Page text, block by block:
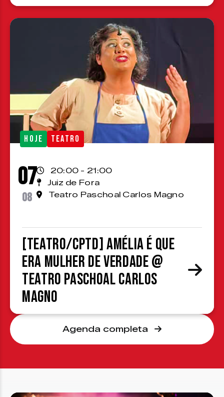
HOJE TEATRO
07
08
20:00 - 21:00
Juiz de Fora
Teatro Paschoal Carlos Magno
[TEATRO/CPTD] Amélia é que
era mulher de verdade @
Teatro Paschoal Carlos
Magno
Agenda completa